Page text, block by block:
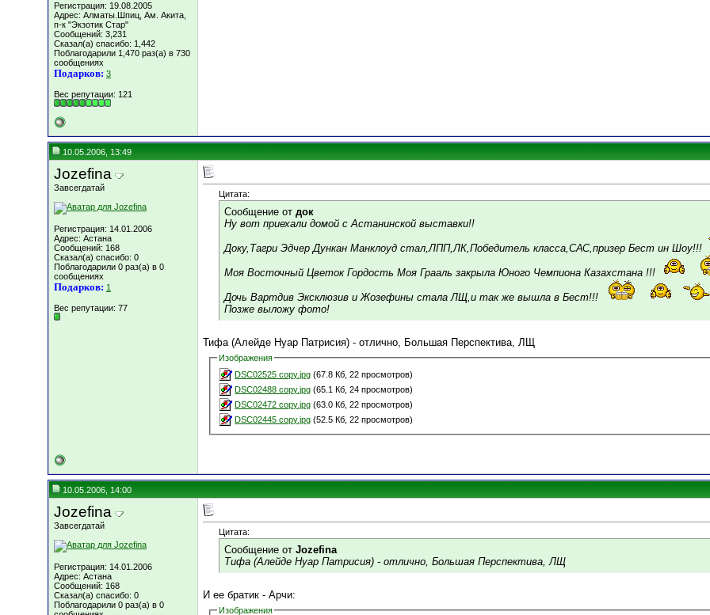
Регистрация: 19.08.2005
Адрес: Алматы.Шпиц, Ам. Акита,
п-к "Экзотик Стар"
Сообщений: 3,231
Сказал(а) спасибо: 1,442
Поблагодарили 1,470 раз(а) в 730
сообщениях
Подарков: 3
Вес репутации: 121
10.05.2006, 13:49
Jozefina
Завсегдатай
Регистрация: 14.01.2006
Адрес: Астана
Сообщений: 168
Сказал(а) спасибо: 0
Поблагодарили 0 раз(а) в 0
сообщениях
Подарков: 1
Вес репутации: 77
Цитата:
Сообщение от док
Ну вот приехали домой с Астанинской выставки!!
Доку,Тагри Эдчер Дункан Манклоуд стал,ЛПП,ЛК,Победитель класса,САС,призер Бест ин Шоу!!!
Моя Восточный Цветок Гордость Моя Грааль закрыла Юного Чемпиона Казахстана !!!
Дочь Вартдив Эксклюзив и Жозефины стала ЛЩ,и так же вышла в Бест!!!
Позже выложу фото!
Тифа (Алейде Нуар Патрисия) - отлично, Большая Перспектива, ЛЩ
Изображения
DSC02525 copy.jpg (67.8 Кб, 22 просмотров)
DSC02488 copy.jpg (65.1 Кб, 24 просмотров)
DSC02472 copy.jpg (63.0 Кб, 22 просмотров)
DSC02445 copy.jpg (52.5 Кб, 22 просмотров)
10.05.2006, 14:00
Jozefina
Завсегдатай
Регистрация: 14.01.2006
Адрес: Астана
Сообщений: 168
Сказал(а) спасибо: 0
Поблагодарили 0 раз(а) в 0
Цитата:
Сообщение от Jozefina
Тифа (Алейде Нуар Патрисия) - отлично, Большая Перспектива, ЛЩ
И ее братик - Арчи:
Изображения